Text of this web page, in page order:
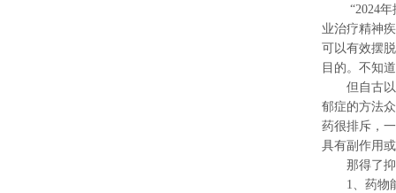
“2024年排
业治疗精神
可以有效摆
目的。不知
但自古以来
郁症的方法
药很排斥，
具有副作用
那得了抑
1、药物能